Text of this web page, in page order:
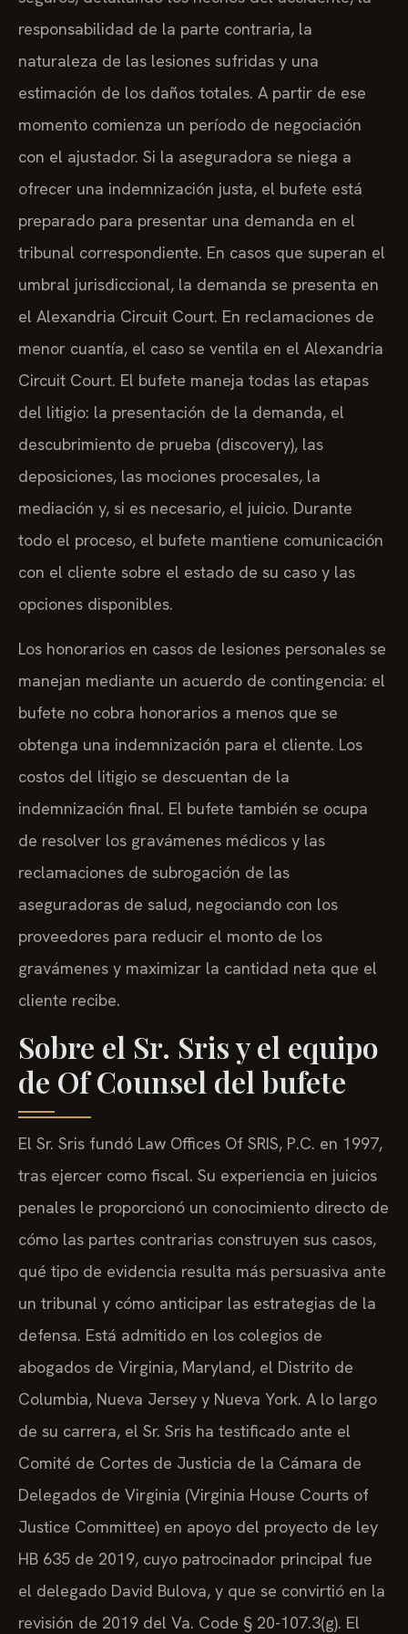
responsabilidad de la parte contraria, la
naturaleza de las lesiones sufridas y una
estimación de los daños totales. A partir de ese
momento comienza un período de negociación
con el ajustador. Si la aseguradora se niega a
ofrecer una indemnización justa, el bufete está
preparado para presentar una demanda en el
tribunal correspondiente. En casos que superan el
umbral jurisdiccional, la demanda se presenta en
el Alexandria Circuit Court. En reclamaciones de
menor cuantía, el caso se ventila en el Alexandria
Circuit Court. El bufete maneja todas las etapas
del litigio: la presentación de la demanda, el
descubrimiento de prueba (discovery), las
deposiciones, las mociones procesales, la
mediación y, si es necesario, el juicio. Durante
todo el proceso, el bufete mantiene comunicación
con el cliente sobre el estado de su caso y las
opciones disponibles.
Los honorarios en casos de lesiones personales se
manejan mediante un acuerdo de contingencia: el
bufete no cobra honorarios a menos que se
obtenga una indemnización para el cliente. Los
costos del litigio se descuentan de la
indemnización final. El bufete también se ocupa
de resolver los gravámenes médicos y las
reclamaciones de subrogación de las
aseguradoras de salud, negociando con los
proveedores para reducir el monto de los
gravámenes y maximizar la cantidad neta que el
cliente recibe.
Sobre el Sr. Sris y el equipo
de Of Counsel del bufete
El Sr. Sris fundó Law Offices Of SRIS, P.C. en 1997,
tras ejercer como fiscal. Su experiencia en juicios
penales le proporcionó un conocimiento directo de
cómo las partes contrarias construyen sus casos,
qué tipo de evidencia resulta más persuasiva ante
un tribunal y cómo anticipar las estrategias de la
defensa. Está admitido en los colegios de
abogados de Virginia, Maryland, el Distrito de
Columbia, Nueva Jersey y Nueva York. A lo largo
de su carrera, el Sr. Sris ha testificado ante el
Comité de Cortes de Justicia de la Cámara de
Delegados de Virginia (Virginia House Courts of
Justice Committee) en apoyo del proyecto de ley
HB 635 de 2019, cuyo patrocinador principal fue
el delegado David Bulova, y que se convirtió en la
revisión de 2019 del Va. Code § 20-107.3(g). El